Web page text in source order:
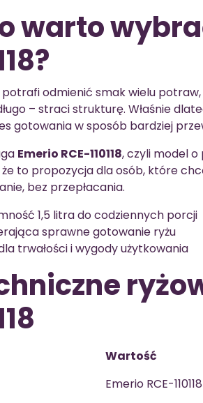
warto
potrafi odmienić smak wielu
– straci strukturę. Właśnie
gotowania w sposób bardziej
Emerio RCE-110118, czyli model
to propozycja dla osób, które
bez przepłacania.
1,5 litra do codziennych porcji
sprawne gotowanie ryżu
trwałości i wygody użytkowania
Wartość
Emerio RCE-110118